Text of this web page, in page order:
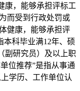
康，能够承担评标工
而受到行政处罚或
健康，能够承担评
本科毕业满12年、硕
副研究员）及以上职
位推荐”是指从事通
学历、工作单位认